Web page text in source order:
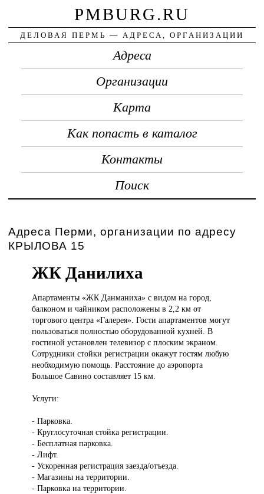
PMBURG.RU
ДЕЛОВАЯ ПЕРМЬ — АДРЕСА, ОРГАНИЗАЦИИ
Адреса
Организации
Карта
Как попасть в каталог
Контакты
Поиск
Адреса Перми, организации по адресу
КРЫЛОВА 15
ЖК Данилиха
Апартаменты «ЖКДанманиха» с видом на город,
балконом и чайником расположены в 2,2 км от
торгового центра «Галерея». Гости апартаментов могут
пользоваться полностью оборудованной кухней. В
гостиной установлен телевизор с плоским экраном.
Сотрудники стойки регистрации окажут гостям любую
необходимую помощь. Расстояние до аэропорта
Большое Савино составляет 15 км.
Услуги:
- Парковка.
- Круглосуточная стойка регистрации.
- Бесплатная парковка.
- Лифт.
- Ускоренная регистрация заезда/отъезда.
- Магазины на территории.
- Парковка на территории.